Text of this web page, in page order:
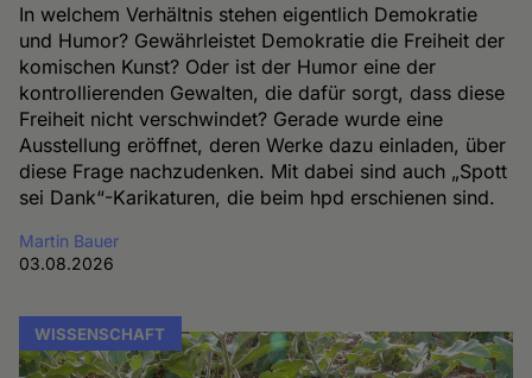
In welchem Verhältnis stehen eigentlich Demokratie
und Humor? Gewährleistet Demokratie die Freiheit der
komischen Kunst? Oder ist der Humor eine der
kontrollierenden Gewalten, die dafür sorgt, dass diese
Freiheit nicht verschwindet? Gerade wurde eine
Ausstellung eröffnet, deren Werke dazu einladen, über
diese Frage nachzudenken. Mit dabei sind auch „Spott
sei Dank“-Karikaturen, die beim hpd erschienen sind.
Martin Bauer
03.08.2026
WISSENSCHAFT